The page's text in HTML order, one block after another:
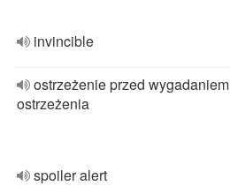
invincible
ostrzeżenie przed wygadaniem
ostrzeżenia
spoiler alert